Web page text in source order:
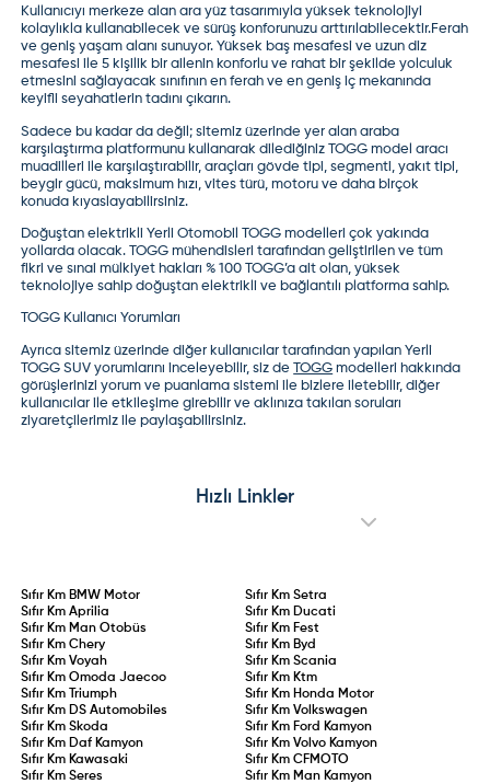
Kullanıcıyı merkeze alan ara yüz tasarımıyla yüksek teknolojiyi
kolaylıkla kullanabilecek ve sürüş konforunuzu arttırılabilecektir.Ferah
ve geniş yaşam alanı sunuyor. Yüksek baş mesafesi ve uzun diz
mesafesi ile 5 kişilik bir ailenin konforlu ve rahat bir şekilde yolculuk
etmesini sağlayacak sınıfının en ferah ve en geniş iç mekanında
keyifli seyahatlerin tadını çıkarın.
Sadece bu kadar da değil; sitemiz üzerinde yer alanaraba
karşılaştırmaplatformunu kullanarak dilediğiniz TOGG model aracı
muadilleri ile karşılaştırabilir, araçları gövde tipi, segmenti, yakıt tipi,
beygir gücü, maksimum hızı, vites türü, motoru ve daha birçok
konuda kıyaslayabilirsiniz.
Doğuştan elektrikli Yerli Otomobil TOGG modelleri çok yakında
yollarda olacak. TOGG mühendisleri tarafından geliştirilen ve tüm
fikri ve sınai mülkiyet hakları % 100 TOGG’a ait olan, yüksek
teknolojiye sahip doğuştan elektrikli ve bağlantılı platforma sahip.
TOGG Kullanıcı Yorumları
Ayrıca sitemiz üzerinde diğer kullanıcılar tarafından yapılanYerli
TOGG SUV yorumlarını inceleyebilir, siz deTOGG modelleri hakkında
görüşlerinizi yorum ve puanlama sistemi ile bizlere iletebilir, diğer
kullanıcılar ile etkileşime girebilir ve aklınıza takılan soruları
ziyaretçilerimiz ile paylaşabilirsiniz.
Hızlı Linkler
Sıfır Km BMW Motor Sıfır Km Setra
Sıfır KmAprilia Sıfır Km Ducati
Sıfır Km Man Otobüs Sıfır Km Fest
Sıfır KmChery Sıfır Km Byd
Sıfır KmVoyah Sıfır Km Scania
Sıfır KmOmoda Jaecoo Sıfır Km Ktm
Sıfır Km
Triumph Sıfır Km Honda Motor
Sıfır Km DS Automobiles Sıfır Km Volkswagen
Sıfır KmSkoda Sıfır Km Ford Kamyon
Sıfır Km Daf Kamyon Sıfır Km Volvo Kamyon
Sıfır Km Kawasaki Sıfır Km CFMOTO
Sıfır KmSeres Sıfır Km Man Kamyon